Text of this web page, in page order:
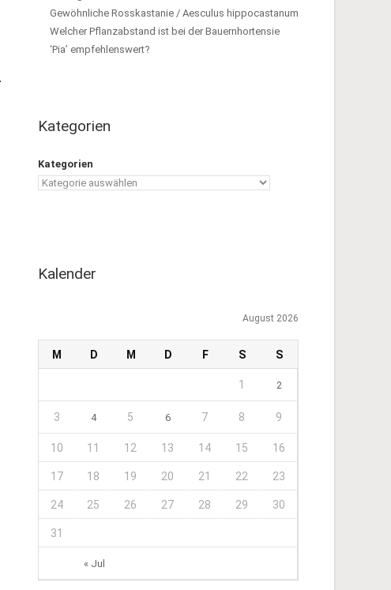
Gewöhnliche Rosskastanie / Aesculus hippocastanum
Welcher Pflanzabstand ist bei der Bauernhortensie
‘Pia’ empfehlenswert?
Kategorien
Kategorien
Kalender
August 2026
M D M D F S S
« Jul
1 2
3 4 5 6 7 8 9
10 11 12 13 14 15 16
17 18 19 20 21 22 23
24 25 26 27 28 29 30
31